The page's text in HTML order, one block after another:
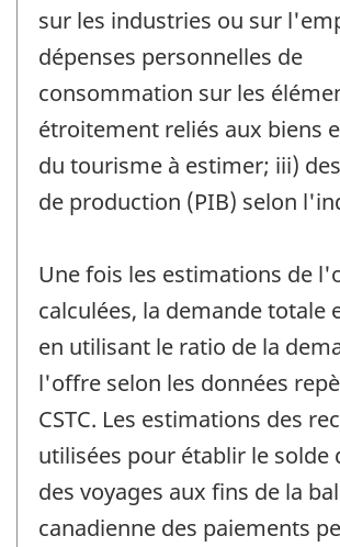
sur les industries ou sur
dépenses personnelles de
consommation sur les
étroitement reliés aux biens
du tourisme à estimer; iii)
de production (PIB) selon
Une fois les estimations de
calculées, la demande totale
en utilisant le ratio de la
l'offre selon les données
CSTC. Les estimations des
utilisées pour établir le solde
des voyages aux fins de la
canadienne des paiements